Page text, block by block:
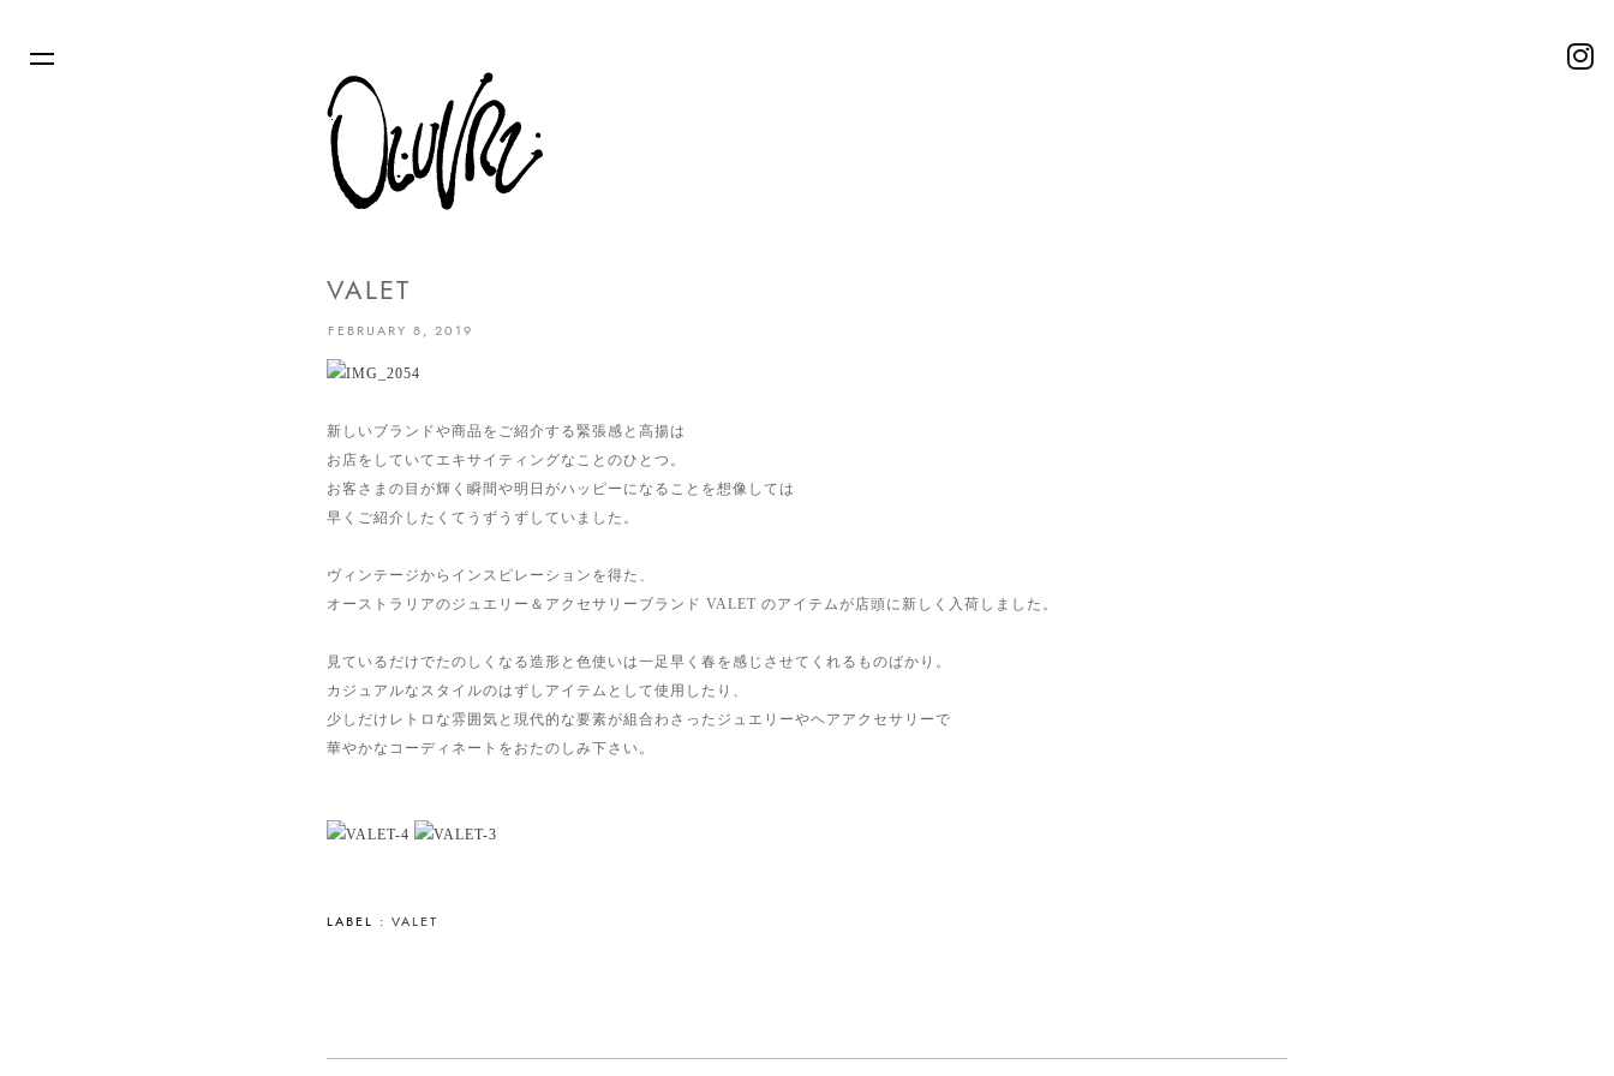
VALET
FEBRUARY 8, 2019
新しいブランドや商品をご紹介する緊張感と高揚は
お店をしていてエキサイティングなことのひとつ。
お客さまの目が輝く瞬間や明日がハッピーになることを想像しては
早くご紹介したくてうずうずしていました。
ヴィンテージからインスピレーションを得た、
オーストラリアのジュエリー＆アクセサリーブランド VALET のアイテムが店頭に新しく入荷しました。
見ているだけでたのしくなる造形と色使いは一足早く春を感じさせてくれるものばかり。
カジュアルなスタイルのはずしアイテムとして使用したり、
少しだけレトロな雰囲気と現代的な要素が組合わさったジュエリーやヘアアクセサリーで
華やかなコーディネートをおたのしみ下さい。
LABEL : VALET